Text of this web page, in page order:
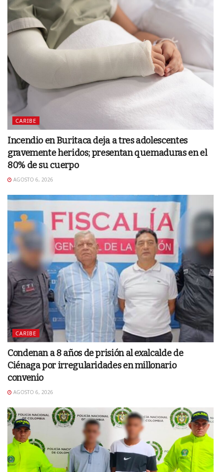
CARIBE
Incendio en Buritaca deja a tres adolescentes
gravemente heridos; presentan quemaduras en el
80% de su cuerpo
AGOSTO 6, 2026
CARIBE
Condenan a 8 años de prisión al exalcalde de
Ciénaga por irregularidades en millonario
convenio
AGOSTO 6, 2026